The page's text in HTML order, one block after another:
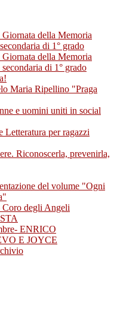
della Memoria
di 1° grado
della Memoria
di 1° grado
Maria Ripellino "Praga
e uomini uniti in social
Letteratura per ragazzi
Riconoscerla, prevenirla,
del volume "Ogni
Coro degli Angeli
ENRICO
E JOYCE